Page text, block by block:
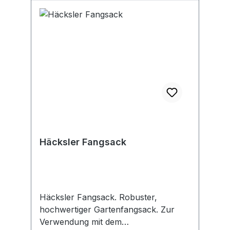
+498000051810, info.de@fiskars.com
Häcksler Fangsack
Häcksler Fangsack. Robuster,
hochwertiger Gartenfangsack. Zur
Verwendung mit dem